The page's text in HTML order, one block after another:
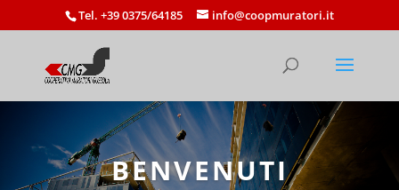
Tel. +39 0375/64185 info@coopmuratori.it
BENVENUTI